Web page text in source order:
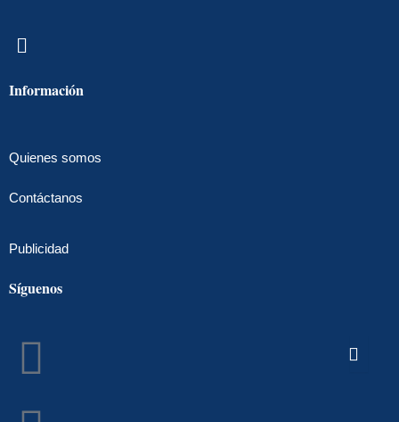
Menú
Información
Quienes somos
Contáctanos
Publicidad
Síguenos
Facebook
Instagram